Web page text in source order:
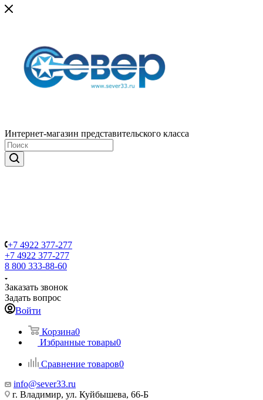
Интернет-магазин представительского класса
+7 4922 377-277
+7 4922 377-277
8 800 333-88-60
Заказать звонок
Задать вопрос
Войти
Корзина0
Избранные товары0
Сравнение товаров0
info@sever33.ru
г. Владимир, ул. Куйбышева, 66-Б